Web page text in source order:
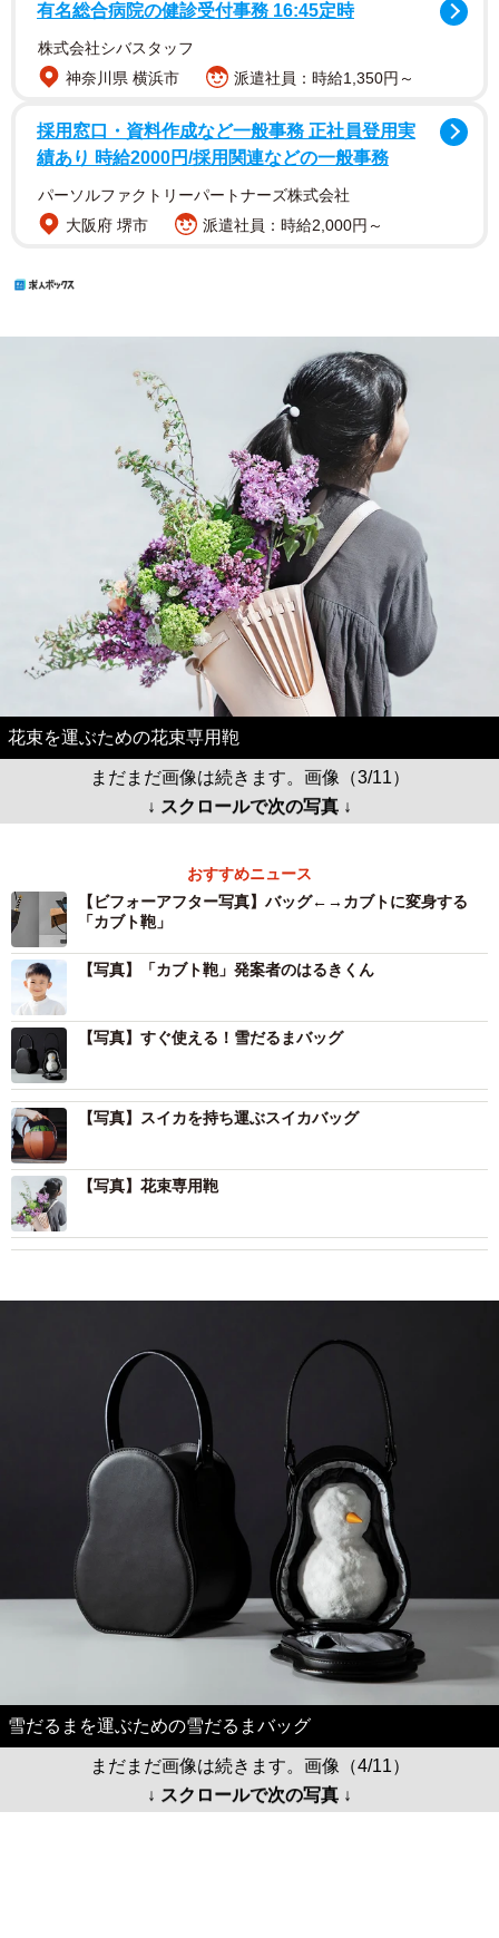
有名総合病院の健診受付事務 16:45定時
株式会社シバスタッフ
神奈川県 横浜市
派遣社員：時給1,350円～
採用窓口・資料作成など一般事務 正社員登用実
績あり 時給2000円/採用関連などの一般事務
パーソルファクトリーパートナーズ株式会社
大阪府 堺市
派遣社員：時給2,000円～
花束を運ぶための花束専用鞄
まだまだ画像は続きます。画像（3/11）
↓ スクロールで次の写真 ↓
おすすめニュース
【ビフォーアフター写真】バッグ←→カブトに変身する
「カブト鞄」
【写真】「カブト鞄」発案者のはるきくん
【写真】すぐ使える！雪だるまバッグ
【写真】スイカを持ち運ぶスイカバッグ
【写真】花束専用鞄
雪だるまを運ぶための雪だるまバッグ
まだまだ画像は続きます。画像（4/11）
↓ スクロールで次の写真 ↓